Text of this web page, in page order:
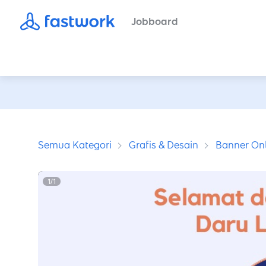
Jobboard
Semua Kategori Grafis & Desain Banner
1/1